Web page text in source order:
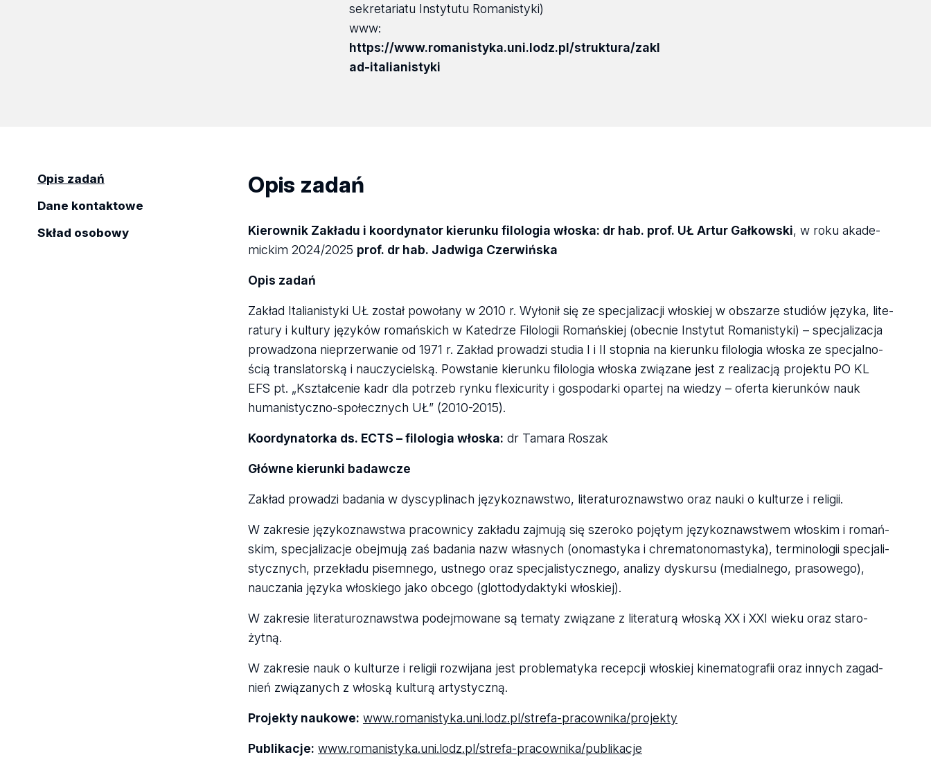
sekretariatu Instytutu Romanistyki)
www:
https://www.romanistyka.uni.lodz.pl/struktura/zakl
ad-italianistyki
Opis zadań
Dane kontaktowe
Skład osobowy
Opis zadań
Kie­row­nik Zakładu i koor­dy­na­tor kie­runku filo­lo­gia wło­ska: dr hab. prof. UŁ Artur Gał­kow­ski, w roku aka­de­
mic­kim 2024/2025 prof. dr hab. Jadwiga Czer­wiń­ska
Opis zadań
Zakład Ita­lia­ni­styki UŁ został powo­łany w 2010 r. Wyło­nił się ze spe­cja­li­za­cji wło­skiej w obsza­rze stu­diów języka, lite­
ra­tury i kul­tury języ­ków romań­skich w Kate­drze Filo­lo­gii Romań­skiej (obec­nie Insty­tut Roma­ni­styki) – spe­cja­li­za­cja
pro­wa­dzona nie­prze­rwa­nie od 1971 r. Zakład pro­wa­dzi stu­dia I i II stop­nia na kie­runku filo­lo­gia wło­ska ze spe­cjal­no­
ścią trans­la­tor­ską i nauczy­ciel­ską. Pow­sta­nie kie­runku filo­lo­gia wło­ska zwią­zane jest z reali­za­cją pro­jektu PO KL
EFS pt. „Kształ­ce­nie kadr dla potrzeb rynku fle­xi­cu­rity i gospo­darki opar­tej na wie­dzy – oferta kie­run­ków nauk
huma­ni­styczno-spo­łecz­nych UŁ” (2010-2015).
Koor­dy­na­torka ds. ECTS – filo­lo­gia wło­ska: dr Tamara Roszak
Główne kie­runki badaw­cze
Zakład pro­wa­dzi bada­nia w dys­cy­pli­nach języ­ko­znaw­stwo, lite­ra­tu­ro­znaw­stwo oraz nauki o kul­tu­rze i reli­gii.
W zakre­sie języ­ko­znaw­stwa pra­cow­nicy zakładu zaj­mują się sze­roko poję­tym języ­ko­znaw­stwem wło­skim i romań­
skim, spe­cja­li­za­cje obej­mują zaś bada­nia nazw wła­snych (ono­ma­styka i chrematono­ma­styka), ter­mi­no­lo­gii spe­cja­li­
stycz­nych, prze­kładu pisem­nego, ust­nego oraz spe­cja­li­stycz­nego, ana­lizy dys­kursu (medial­nego, pra­so­wego),
naucza­nia języka wło­skiego jako obcego (glot­to­dy­dak­tyki wło­skiej).
W zakre­sie lite­ra­tu­ro­znaw­stwa podej­mo­wane są tematy zwią­zane z lite­ra­turą wło­ską XX i XXI wieku oraz sta­ro­
żytną.
W zakre­sie nauk o kul­tu­rze i reli­gii roz­wi­jana jest pro­ble­ma­tyka recep­cji wło­skiej kine­ma­to­gra­fii oraz innych zagad­
nień zwią­za­nych z wło­ską kul­turą arty­styczną.
Pro­jekty naukowe: www.roma­ni­styka.uni.lodz.pl/strefa-pracownika/pro­jekty
Publi­ka­cje: www.roma­ni­styka.uni.lodz.pl/strefa-pra­cow­ni­ka­/pu­bli­ka­cje